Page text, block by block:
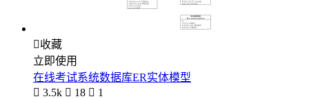
收藏
立即使用
在线考试系统数据库ER实体模型
 3.5k  18  1